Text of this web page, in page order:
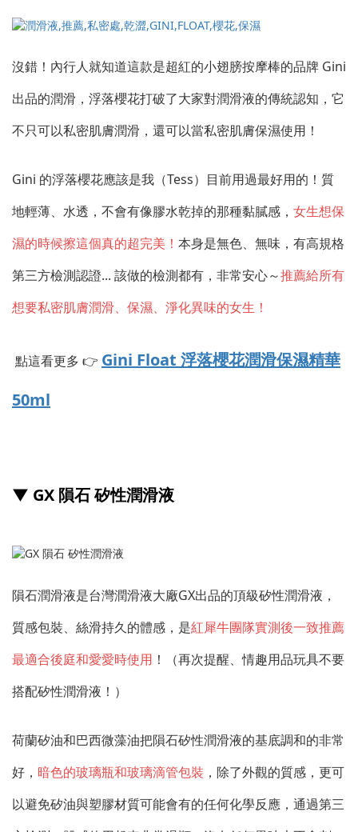
沒錯！內行人就知道這款是超紅的小翅膀按摩棒的品牌 Gini
出品的潤滑，浮落櫻花打破了大家對潤滑液的傳統認知，它
不只可以私密肌膚潤滑，還可以當私密肌膚保濕使用！
Gini 的浮落櫻花應該是我（Tess）目前用過最好用的！質
地輕薄、水透，不會有像膠水乾掉的那種黏膩感， 女生想保
濕的時候擦這個真的超完美！ 本身是無色、無味，有高規格
第三方檢測認證... 該做的檢測都有，非常安心～推薦給所有
想要私密肌膚潤滑、保濕、淨化異味的女生！
點這看更多 👉 Gini Float 浮落櫻花潤滑保濕精華
50ml
▼ GX 隕石 矽性潤滑液
隕石潤滑液是台灣潤滑液大廠GX出品的頂級矽性潤滑液，
質感包裝、絲滑持久的體感，是紅犀牛團隊實測後一致推薦
最適合後庭和愛愛時使用 ！（再次提醒、情趣用品玩具不要
搭配矽性潤滑液！）
荷蘭矽油和巴西微藻油把隕石矽性潤滑液的基底調和的非常
好， 暗色的玻璃瓶和玻璃滴管包裝 ，除了外觀的質感，更可
以避免矽油與塑膠材質可能會有的任何化學反應，通過第三